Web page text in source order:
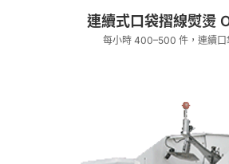
連續式口袋摺線熨燙
每小時 400–500 件，連續口